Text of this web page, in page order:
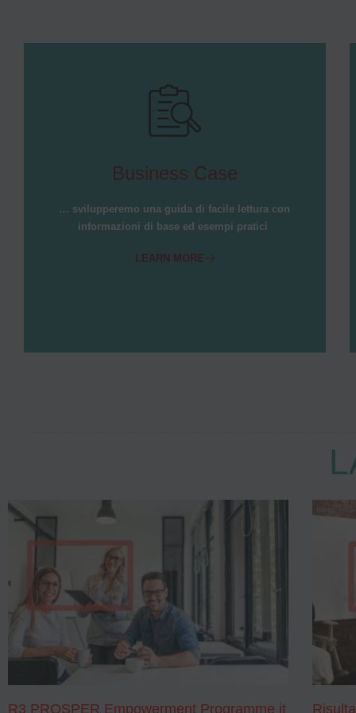
Business Case
… svilupperemo una guida di facile lettura con
informazioni di base ed esempi pratici
LEARN MORE
R3 PROSPER Empowerment Programme it